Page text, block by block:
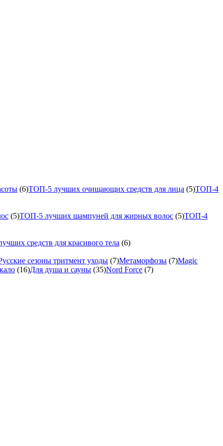
(6)ТОП-5 лучших очищающих средств для лица (5)ТОП-4
(5)ТОП-5 лучших шампуней для жирных волос (5)ТОП-4
средств для красивого тела (6)
сезоны тритмент уходы (7)Метаморфозы (7)Magic
(16)Для душа и сауны (35)Nord Force (7)